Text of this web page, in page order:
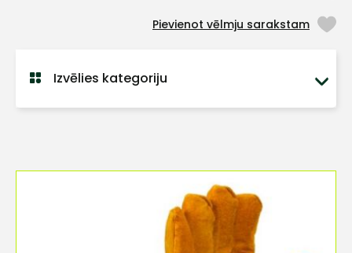
Pievienot vēlmju sarakstam
Izvēlies kategoriju